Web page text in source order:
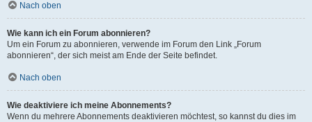
Nach oben
Wie kann ich ein Forum abonnieren?
Um ein Forum zu abonnieren, verwende im Forum den Link „Forum
abonnieren“, der sich meist am Ende der Seite befindet.
Nach oben
Wie deaktiviere ich meine Abonnements?
Wenn du mehrere Abonnements deaktivieren möchtest, so kannst du dies im